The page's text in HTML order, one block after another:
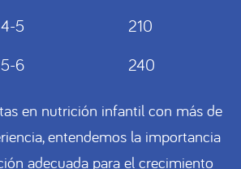
4-5
210
5-6 240
en nutrición infantil con más de
entendemos la importancia
adecuada para el crecimiento